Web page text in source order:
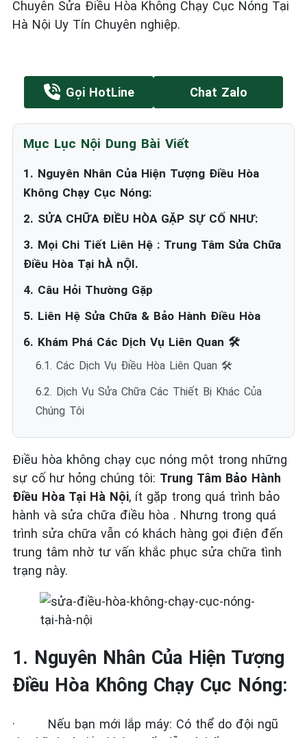
Chuyên Sửa Điều Hòa Không Chạy Cục Nóng Tại
Hà Nội Uy Tín Chuyên nghiệp.
Gọi HotLine Chat Zalo
Mục Lục Nội Dung Bài Viết
1. Nguyên Nhân Của Hiện Tượng Điều Hòa
Không Chạy Cục Nóng:
2. SỬA CHỮA ĐIỀU HÒA GẶP SỰ CỐ NHƯ:
3. Mọi Chi Tiết Liên Hệ : Trung Tâm Sửa Chữa
Điều Hòa Tại hÀ nỘI.
4. Câu Hỏi Thường Gặp
5. Liên Hệ Sửa Chữa & Bảo Hành Điều Hòa
6. Khám Phá Các Dịch Vụ Liên Quan 🛠️
6.1. Các Dịch Vụ Điều Hòa Liên Quan 🛠️
6.2. Dịch Vụ Sửa Chữa Các Thiết Bị Khác Của
Chúng Tôi
Điều hòa không chạy cục nóng một trong những
sự cố hư hỏng chúng tôi: Trung Tâm Bảo Hành
Điều Hòa Tại Hà Nội, ít gặp trong quá trình bảo
hành và sửa chữa điều hòa . Nhưng trong quá
trình sửa chữa vẫn có khách hàng gọi điện đến
trung tâm nhờ tư vấn khắc phục sửa chữa tình
trạng này.
1. Nguyên Nhân Của Hiện Tượng
Điều Hòa Không Chạy Cục Nóng:
·
Nếu bạn mới lắp máy: Có thể do đội ngũ